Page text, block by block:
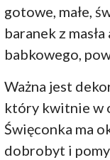
gotowe, małe,
baranek z
babkowego,
Ważna jest
który kwitnie w
Święconka ma
dobrobyt i